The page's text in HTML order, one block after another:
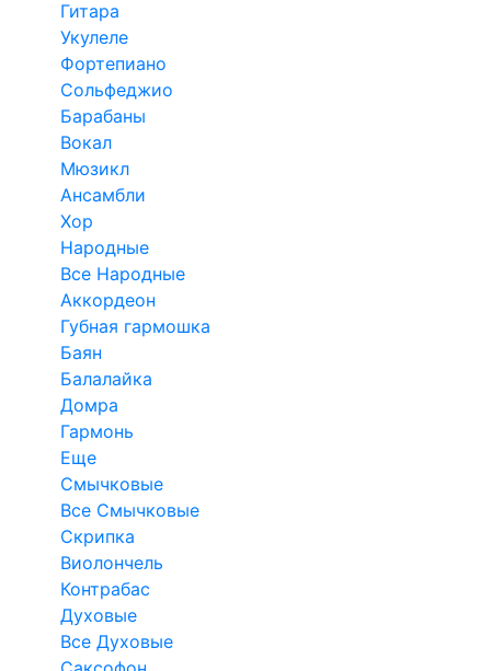
Гитара
Укулеле
Фортепиано
Сольфеджио
Барабаны
Вокал
Мюзикл
Ансамбли
Хор
Народные
Все Народные
Аккордеон
Губная гармошка
Баян
Балалайка
Домра
Гармонь
Еще
Смычковые
Все Смычковые
Скрипка
Виолончель
Контрабас
Духовые
Все Духовые